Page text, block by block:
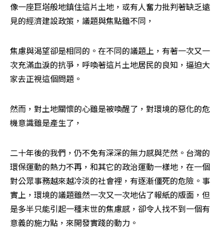
像一座巨塔般地鎮住這片土地，或有人奮力批判著缺乏遠
見的經濟建設政策，議題與焦點雖不同，
焦慮與渴望卻是相同的。在不同的議題上，有著一次又一
次充滿血淚的抗爭，呼喚著這片土地居民的良知，逼迫大
家去正視這個問題。
然而，對土地關懷的心雖是被喚醒了，對環境的惡化的危
機意識雖是產生了，
二十年後的我們，仍不免有深深的無力感與茫然。台灣的
環保運動的熱力不再，和其它的政治運動一樣地，在一個
對公眾事務越來越冷淡的社會裡，有逐漸僵死的危險。事
實上，環境的議題雖然一次又一次地佔了報紙的版面，但
是多半只能引起一種末世的焦慮感，卻令人找不到一個有
意義的施力點，來開發實踐的動力。